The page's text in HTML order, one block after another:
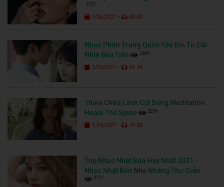
3227
1/26/2021 - 40:00
Nhạc Phim Trung Quốc Yêu Em Từ Cái
Nhìn Đầu Tiên
3386
1/25/2021 - 44:34
Thiền Chữa Lành Cột Sống Meditation
Heals The Spine
3259
1/24/2021 - 70:00
Top Nhạc Nhật Bản Hay Nhất 2021 -
Nhạc Nhật Bản Nhẹ Nhàng Thư Giãn
4121